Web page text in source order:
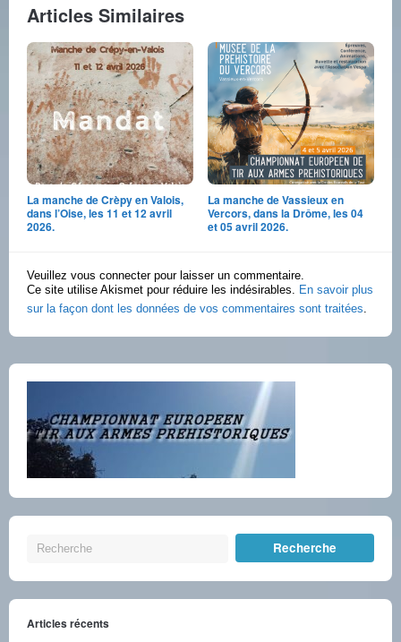
Articles Similaires
La manche de Crèpy en Valois,
dans l’Oise, les 11 et 12 avril
2026.
La manche de Vassieux en
Vercors, dans la Drôme, les 04
et 05 avril 2026.
Veuillez vous connecter pour laisser un commentaire.
Ce site utilise Akismet pour réduire les indésirables.
En savoir plus
sur la façon dont les données de vos commentaires sont traitées
Articles récents